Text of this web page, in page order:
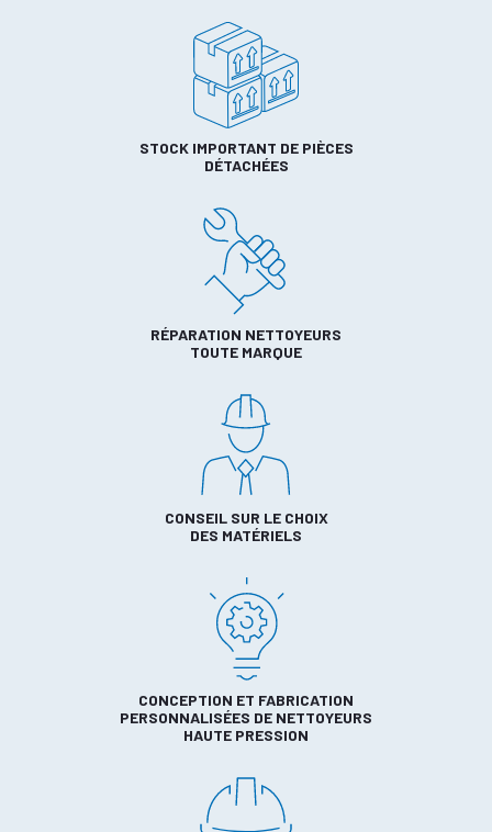
STOCK IMPORTANT DE PIÈCES
DÉTACHÉES
RÉPARATION NETTOYEURS
TOUTE MARQUE
CONSEIL SUR LE CHOIX
DES MATÉRIELS
CONCEPTION ET FABRICATION
PERSONNALISÉES DE NETTOYEURS
HAUTE PRESSION